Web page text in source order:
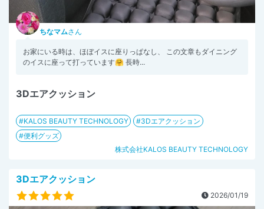
ちなマムさん
お家にいる時は、ほぼイスに座りっぱなし、 この文章もダイニング
のイスに座って打っています🤗 長時...
3Dエアクッション
KALOS BEAUTY TECHNOLOGY
3Dエアクッション
便利グッズ
株式会社KALOS BEAUTY TECHNOLOGY
3Dエアクッション
2026/01/19